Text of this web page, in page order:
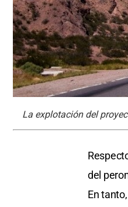
La explotación del
del
En